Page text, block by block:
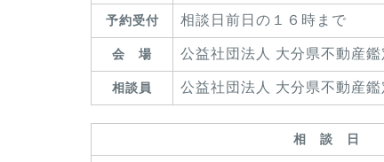
予約受付 相談日前日の１６時まで
会 場 公益社団法人 大分県不動産
相談員 公益社団法人 大分県不動産
相 談 日